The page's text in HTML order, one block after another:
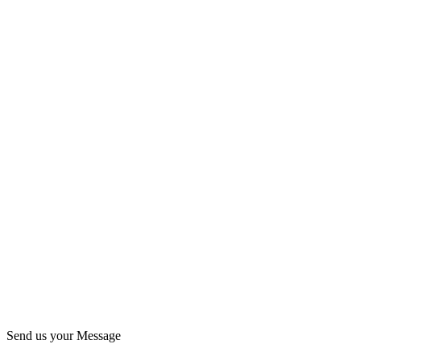
Send us your Message